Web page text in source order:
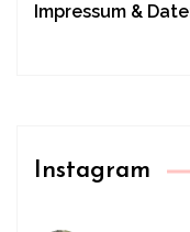
Impressum &
Instagram